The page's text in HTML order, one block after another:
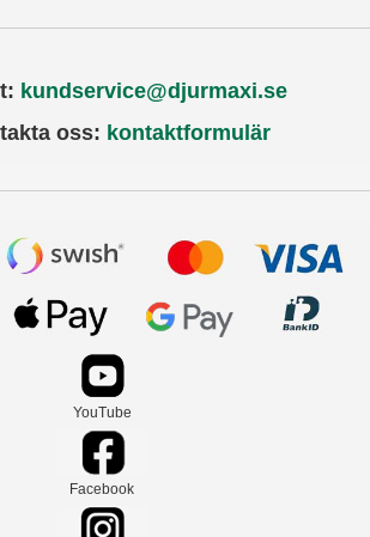
kundservice@djurmaxi.se
oss: kontaktformulär
YouTube
Facebook